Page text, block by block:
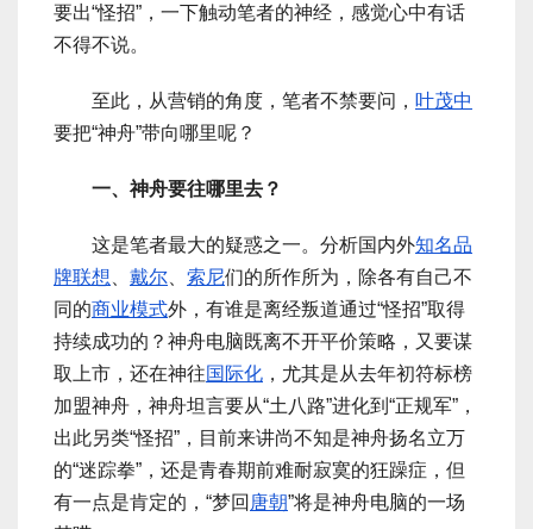
要出“怪招”，一下触动笔者的神经，感觉心中有话
不得不说。
至此，从营销的角度，笔者不禁要问， 叶茂中
要把“神舟”带向哪里呢？
一、神舟要往哪里去？
这是笔者最大的疑惑之一。分析国内外知名品
牌联想 戴尔 索尼们的所作所为，除各有自己不
同的商业模式外，有谁是离经叛道通过“怪招”取得
持续成功的？神舟电脑既离不开平价策略，又要谋
取上市，还在神往国际化 ，尤其是从去年初符标榜
加盟神舟，神舟坦言要从“土八路”进化到“正规军”，
出此另类“怪招”，目前来讲尚不知是神舟扬名立万
的“迷踪拳”，还是青春期前难耐寂寞的狂躁症，但
有一点是肯定的，“梦回 唐朝”将是神舟电脑的一场